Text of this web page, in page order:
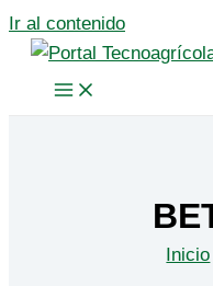
Ir al contenido
Inicio